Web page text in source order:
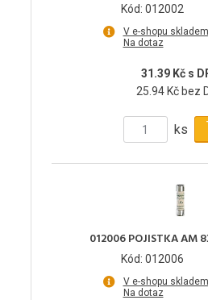
Kód: 012002
V e-shopu
Na dotaz
31.39 Kč s
25.94 Kč bez
ks
012006 POJISTKA AM
Kód: 012006
V e-shopu
Na dotaz